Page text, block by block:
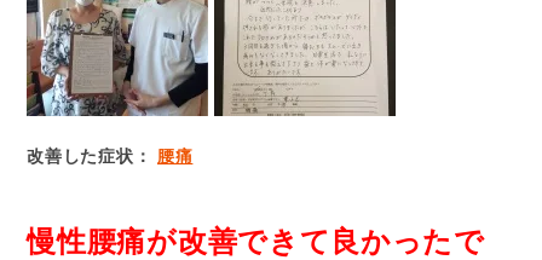
改善した症状： 腰痛
慢性腰痛が改善できて良かったで